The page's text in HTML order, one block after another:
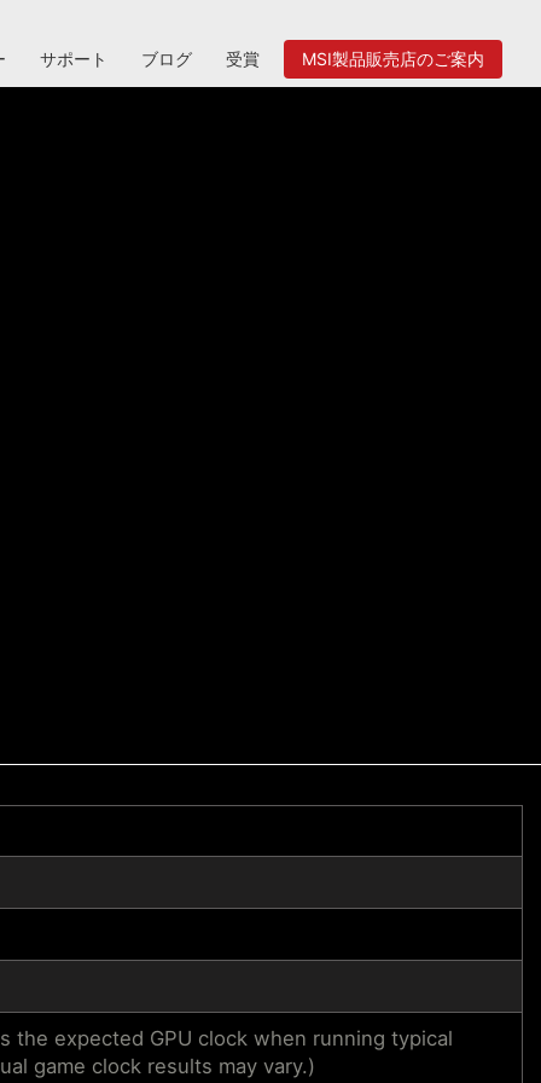
サポート ブログ 受賞 MSI製品販売店のご案内
the expected GPU clock when running typical
game clock results may vary.)